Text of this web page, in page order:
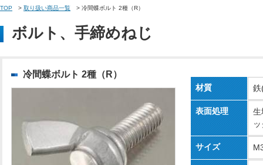
TOP > 取り扱い商品一覧 > 冷間蝶ボルト 2種（R）
ボルト、手締めねじ
冷間蝶ボルト 2種（R）
材質 鉄
表面処理
生
サイズ